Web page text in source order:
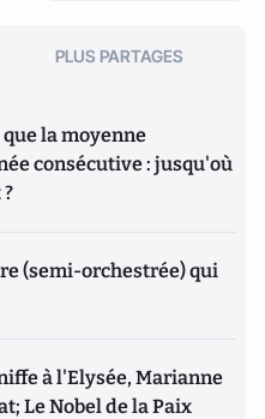
PLUS PARTAGES
la moyenne
consécutive : jusqu'où
(semi-orchestrée) qui
à l'Elysée, Marianne
Le Nobel de la Paix